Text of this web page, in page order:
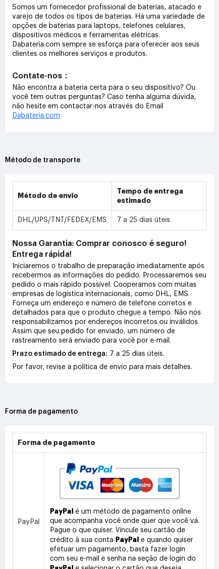
Somos um fornecedor profissional de baterias, atacado e
varejo de todos os tipos de baterias. Há uma variedade de
opções de baterias para laptops, telefones celulares,
dispositivos médicos e ferramentas elétricas.
Dabateria.com sempre se esforça para oferecer aos seus
clientes os melhores serviços e produtos.
Contate-nos：
Não encontra a bateria certa para o seu dispositivo? Ou
você tem outras perguntas? Caso tenha alguma dúvida,
não hesite em contactar-nos através do Email
Dabateria.com
Método de transporte
Método de envio
Tempo de entrega
estimado
DHL/UPS/TNT/FEDEX/EMS 7 a 25 dias úteis
Nossa Garantia: Comprar conosco é seguro!
Entrega rápida!
Iniciaremos o trabalho de preparação imediatamente após
recebermos as informações do pedido. Processaremos seu
pedido o mais rápido possível. Cooperamos com muitas
empresas de logística internacionais, como DHL, EMS.
Forneça um endereço e número de telefone corretos e
detalhados para que o produto chegue a tempo. Não nos
responsabilizamos por endereços incorretos ou inválidos.
Assim que seu pedido for enviado, um número de
rastreamento será enviado para você por e-mail.
Prazo estimado de entrega: 7 a 25 dias úteis.
Por favor, revise a política de envio para mais detalhes.
Forma de pagamento
Forma de pagamento
PayPal
PayPal
é um método de pagamento online
que acompanha você onde quer que você vá.
Pague o que quiser. Vincule seu cartão de
crédito à sua conta PayPal
e quando quiser
efetuar um pagamento, basta fazer login
com seu e-mail e senha na seção de login do